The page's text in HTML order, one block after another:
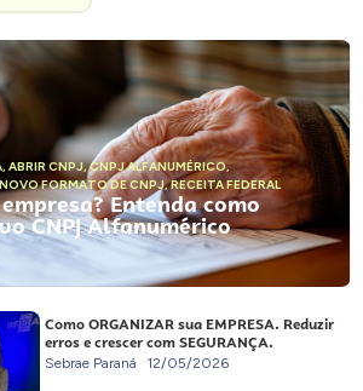
, ABRIR CNPJ,CNPJ ALFANUMÉRICO,
NOVO FORMATO DE CNPJ,RECEITA FEDERAL
Entenda como
CNPJ Alfanumérico
Como ORGANIZAR sua EMPRESA. Reduzir
erros e crescer com SEGURANÇA.
Sebrae Paraná 12/05/2026